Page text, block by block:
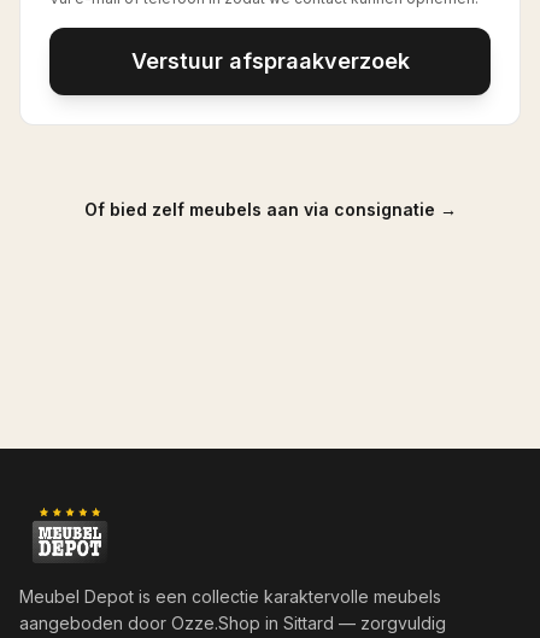
Verstuur afspraakverzoek
Of bied zelf meubels aan via consignatie →
Meubel Depot is een collectie karaktervolle meubels
aangeboden door Ozze.Shop in Sittard — zorgvuldig